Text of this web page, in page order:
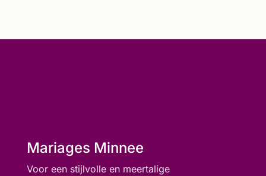
Mariages Minnee
Voor een stijlvolle en meertalige